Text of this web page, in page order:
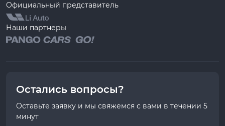
Официальный представитель
Наши партнеры
Остались вопросы?
Оставьте заявку и мы свяжемся с вами в течении 5
минут